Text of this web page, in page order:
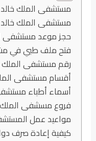
مستشفى الملك
مستشفى الملك
حجز موعد مستشفى
فتح ملف طبي في
رقم مستشفى الملك
أقسام مستشفى
أسماء أطباء
فروع مسشفى الملك
مواعيد عمل
كيفية إعادة صرف